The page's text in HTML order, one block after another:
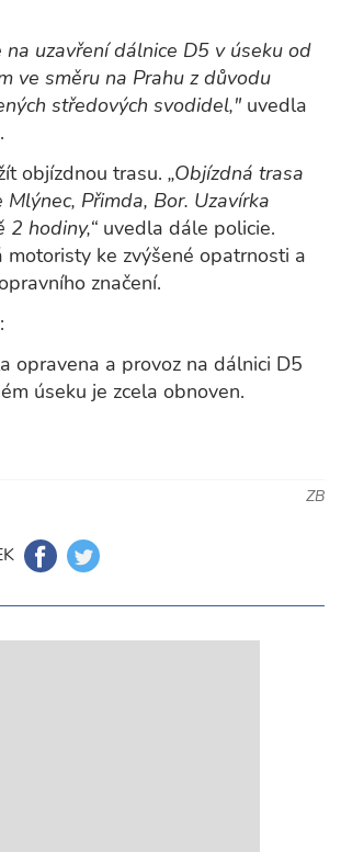
na uzavření dálnice D5 v úseku od
ve směru na Prahu z důvodu
středových svodidel," uvedla
objízdnou trasu. „Objízdná trasa
Přimda, Bor. Uzavírka
hodiny,“ uvedla dále policie.
motoristy ke zvýšené opatrnosti a
značení.
opravena a provoz na dálnici D5
úseku je zcela obnoven.
ZB